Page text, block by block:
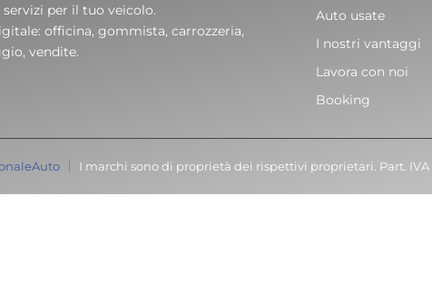
per il tuo veicolo.
officina, gommista, carrozzeria,
vendite.
Auto usate
I nostri vantaggi
Lavora con noi
Booking
I marchi sono di proprietà dei rispettivi proprietari. Part.